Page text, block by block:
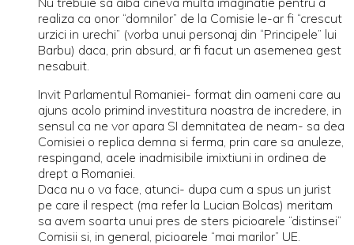
realiza ca onor “domnilor” de la Comisie le-ar fi “crescut
urzici in urechi” (vorba unui personaj din “Principele” lui
Barbu) daca, prin absurd, ar fi facut un asemenea gest
nesabuit.
Invit Parlamentul Romaniei- format din oameni care au
ajuns acolo primind investitura noastra de incredere, in
sensul ca ne vor apara SI demnitatea de neam- sa dea
Comisiei o replica demna si ferma, prin care sa anuleze,
respingand, acele inadmisibile imixtiuni in ordinea de
drept a Romaniei.
Daca nu o va face, atunci- dupa cum a spus un jurist
pe care il respect (ma refer la Lucian Bolcas) meritam
sa avem soarta unui pres de sters picioarele “distinsei”
Comisii si, in general, picioarele “mai marilor” UE.